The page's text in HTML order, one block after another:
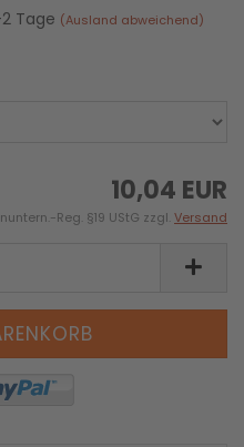
Tage (Ausland abweichend)
10,04 EUR
Reg. §19 UStG zzgl. Versand